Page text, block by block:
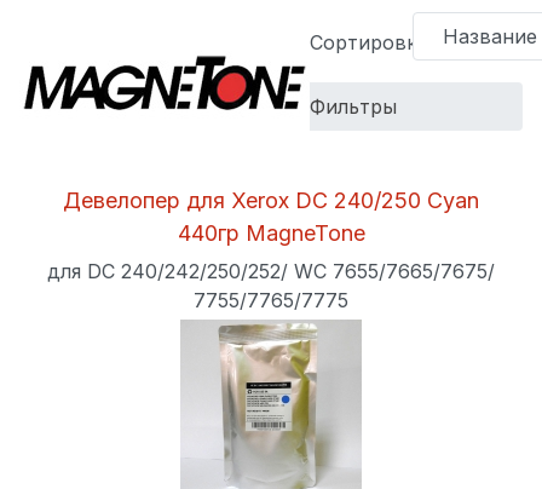
Сортировка:
Фильтры
Оптовая
цена
(тг.):
Девелопер для Xerox DC 240/250 Cyan
440гр MagneTone
для DC 240/242/250/252/ WC 7655/7665/7675/
7755/7765/7775